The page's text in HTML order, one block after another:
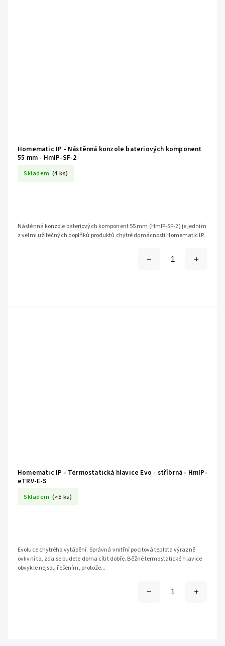
Homematic IP - Nástěnná konzole bateriových komponent
55 mm - HmIP-SF-2
Skladem (4 ks)
Nástěnná konzole bateriových komponent 55 mm (HmIP-SF-2) je jedním
z velmi užitečných doplňků produktů chytré domácnosti Homematic IP.
Homematic IP - Termostatická hlavice Evo - stříbrná - HmIP-
eTRV-E-S
Skladem (>5 ks)
Evoluce chytrého vytápění. Správná vnitřní pocitová teplota výrazně
ovlivní to, zda se budete doma cítit dobře. Běžné termostatické hlavice
obvykle nejsou řešením, protože...